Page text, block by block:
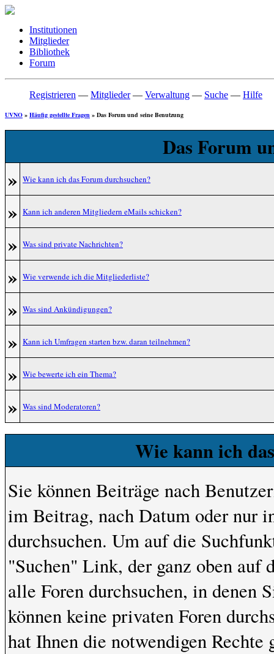
Institutionen
Mitglieder
Bibliothek
Forum
Registrieren — Mitglieder— Verwaltung — Suche — Hilfe
UVNO » Häufig gestellte Fragen » Das Forum und seine Benutzung
Das Forum
» Wie kann ich das Forum durchsuchen?
» Kann ich anderen Mitgliedern eMails schicken?
» Was sind private Nachrichten?
» Wie verwende ich die Mitgliederliste?
» Was sind Ankündigungen?
» Kann ich Umfragen starten bzw. daran teilnehmen?
» Wie bewerte ich ein Thema?
» Was sind Moderatoren?
Wie kann ich
Sie können Beiträge nach
im Beitrag, nach Datum oder nur
durchsuchen. Um auf die
"Suchen" Link, der ganz oben auf
alle Foren durchsuchen, in denen
können keine privaten Foren
hat Ihnen die notwendigen Rechte